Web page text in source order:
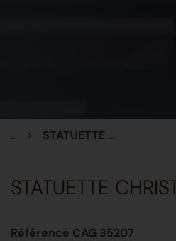
... STATUETTE CHRIST BRONZE
STATUETTE
Référence CAG 35207